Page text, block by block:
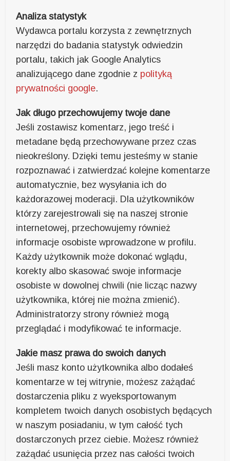
Analiza statystyk
Wydawca portalu korzysta z zewnętrznych
narzędzi do badania statystyk odwiedzin
portalu, takich jak Google Analytics
analizującego dane zgodnie z polityką
prywatności google.
Jak długo przechowujemy twoje dane
Jeśli zostawisz komentarz, jego treść i
metadane będą przechowywane przez czas
nieokreślony. Dzięki temu jesteśmy w stanie
rozpoznawać i zatwierdzać kolejne komentarze
automatycznie, bez wysyłania ich do
każdorazowej moderacji. Dla użytkowników
którzy zarejestrowali się na naszej stronie
internetowej, przechowujemy również
informacje osobiste wprowadzone w profilu.
Każdy użytkownik może dokonać wglądu,
korekty albo skasować swoje informacje
osobiste w dowolnej chwili (nie licząc nazwy
użytkownika, której nie można zmienić).
Administratorzy strony również mogą
przeglądać i modyfikować te informacje.
Jakie masz prawa do swoich danych
Jeśli masz konto użytkownika albo dodałeś
komentarze w tej witrynie, możesz zażądać
dostarczenia pliku z wyeksportowanym
kompletem twoich danych osobistych będących
w naszym posiadaniu, w tym całość tych
dostarczonych przez ciebie. Możesz również
zażądać usunięcia przez nas całości twoich